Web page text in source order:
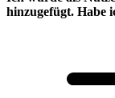
hinzugefügt. Habe